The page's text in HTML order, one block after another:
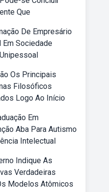
Que
De Empresário
Em Sociedade
Os Principais
Filosóficos
Logo Ao Início
Em
Aba Para Autismo
Intelectual
Indique As
Verdadeiras
Modelos Atômicos